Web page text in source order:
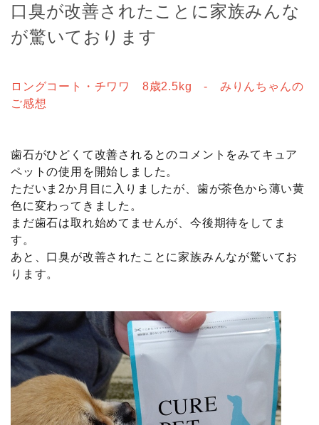
口臭が改善されたことに家族みんな
が驚いております
ロングコート・チワワ 8歳2.5kg - みりんちゃんの
ご感想
歯石がひどくて改善されるとのコメントをみてキュア
ペットの使用を開始しました。
ただいま2か月目に入りましたが、歯が茶色から薄い黄
色に変わってきました。
まだ歯石は取れ始めてませんが、今後期待をしてま
す。
あと、口臭が改善されたことに家族みんなが驚いてお
ります。